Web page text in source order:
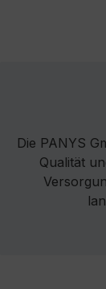
Die PANYS
Qualität